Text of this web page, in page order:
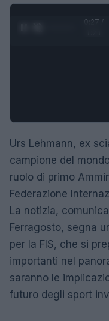
0:28 /
Urs Lehmann, ex
campione del
ruolo di primo
Federazione
La notizia,
Ferragosto, segna
per la FIS, che si
importanti nel
saranno le
futuro degli sport